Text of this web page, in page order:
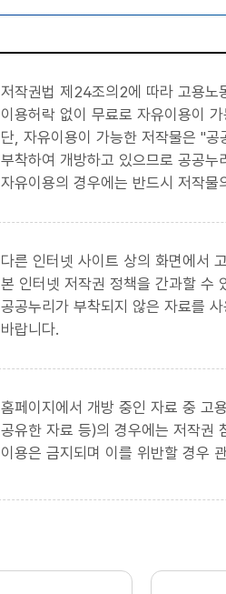
저작권법 제24조의2에 따라 고용노
이용허락 없이 무료로 자유이용이
단, 자유이용이 가능한 저작물은 "
부착하여 개방하고 있으므로 공공
자유이용의 경우에는 반드시 저작
다른 인터넷 사이트 상의 화면에서
본 인터넷 저작권 정책을 간과할 수
공공누리가 부착되지 않은 자료를
바랍니다.
홈페이지에서 개방 중인 자료 중 고
공유한 자료 등)의 경우에는 저작권
이용은 금지되며 이를 위반할 경우